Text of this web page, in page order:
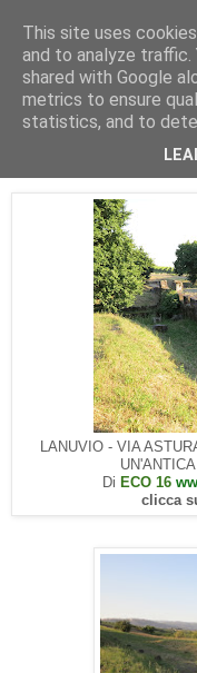
Foto
giovedì 13 giugno 2013
LANUVIO -
LANUVIO - VIA
Di ECO 16
clicca
This site uses
and to analyze traffic.
shared with Google
metrics to ensure
statistics, and to